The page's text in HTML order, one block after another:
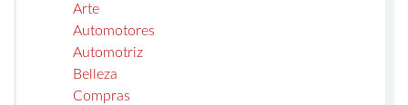
Arte
Automotores
Automotriz
Belleza
Compras